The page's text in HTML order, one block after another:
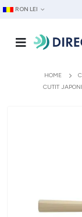
RON LEI
HOME
CUTIT